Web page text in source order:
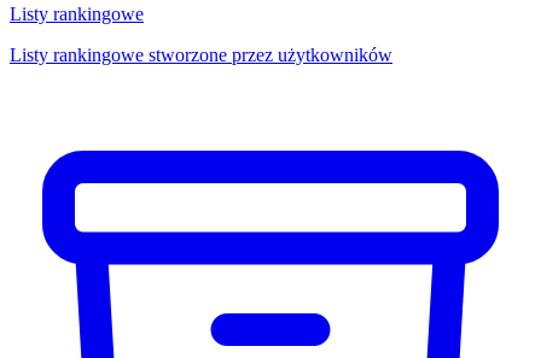
Listy rankingowe
Listy rankingowe stworzone przez użytkowników